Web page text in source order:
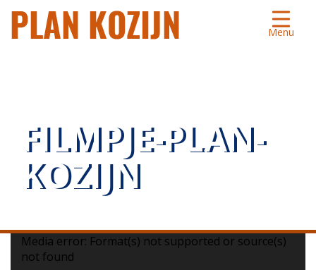
Menu
FILMPJE-PLAN-
KOZIJN
Videospeler
Media error: Format(s) not supported or source(s)
not found